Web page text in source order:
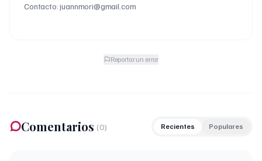
Contacto: juannmori@gmail.com
Reportar un error
Comentarios (0) Recientes Populares